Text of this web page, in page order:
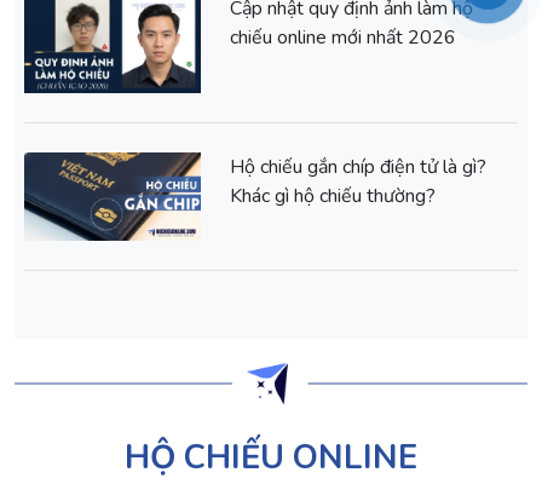
Cập nhật quy định ảnh làm hộ
chiếu online mới nhất 2026
Hộ chiếu gắn chíp điện tử là gì?
Khác gì hộ chiếu thường?
HỘ CHIẾU ONLINE